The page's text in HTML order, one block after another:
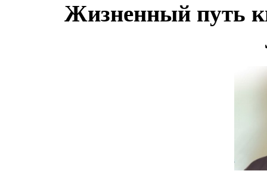
Жизненный путь